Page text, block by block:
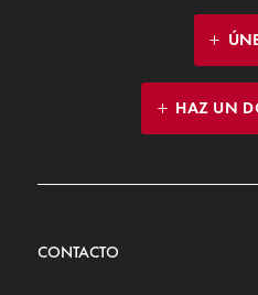
HAZ UN
CONTACTO